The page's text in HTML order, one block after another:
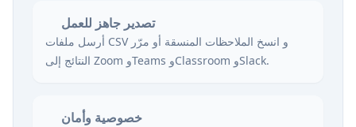
تصدير جاهز للعمل
أرسل ملفات CSV و انسخ الملاحظات المنسقة أو مرّر
النتائج إلى Zoom وTeams وClassroom وSlack.
خصوصية وأمان